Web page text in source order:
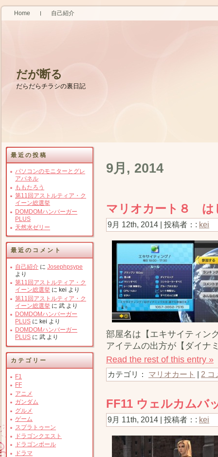
Home 自己紹介
だが断る
だらだらチラシの裏日記
最近の投稿
パソコンのモニターとグレ
アパネル
ももたろう
第11回アストルティア・ク
イーン総選挙
DOMDOMハンバーガー
PLUS
天然水ゼリー
最近のコメント
自己紹介 に Josephpsype
より
第11回アストルティア・ク
イーン総選挙 に kei より
第11回アストルティア・ク
イーン総選挙 に 武 より
DOMDOMハンバーガー
PLUS に kei より
DOMDOMハンバーガー
PLUS に 武 より
カテゴリー
F1
FF
アニメ
ガンダム
グルメ
ゲーム
スプラトゥーン
ドラゴンクエスト
ドラゴンボール
ドラマ
9月, 2014
マリオカート８ は
9月 12th, 2014 | 投稿者：: kei
部屋名は【エキサイティン
アイテムの出方が【ダイナ
Read the rest of this entry »
カテゴリ： マリオカート | 2 コ
FF11 ウェルカムバ
9月 11th, 2014 | 投稿者：: kei